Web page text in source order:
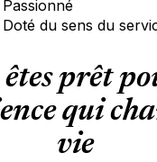
Passionné
Doté du sens du
prêt
qui
vie